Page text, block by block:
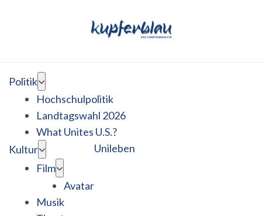
Politik
Hochschulpolitik
Landtagswahl 2026
What Unites U.S.?
Kultur
Film
Avatar
Musik
Unileben